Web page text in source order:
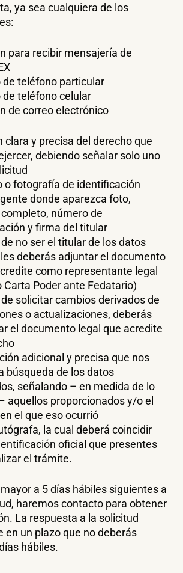
ya sea cualquiera de los
para recibir mensajería de
de teléfono particular
de teléfono celular
de correo electrónico
clara y precisa del derecho que
debiendo señalar solo uno
o fotografía de identificación
donde aparezca foto,
número de
y firma del titular
de no ser el titular de los datos
deberás adjuntar el documento
como representante legal
Carta Poder ante Fedatario)
de solicitar cambios derivados de
o actualizaciones, deberás
el documento legal que acredite
adicional y precisa que nos
búsqueda de los datos
señalando – en medida de lo
aquellos proporcionados y/o el
el que eso ocurrió
la cual deberá coincidir
oficial que presentes
el trámite.
a 5 días hábiles siguientes a
haremos contacto para obtener
La respuesta a la solicitud
en un plazo que no deberás
hábiles.